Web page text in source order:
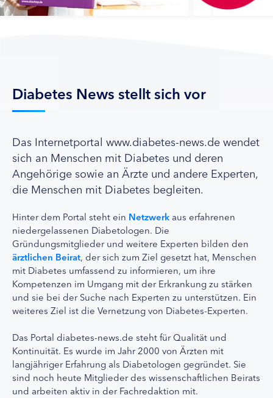
Diabetes News stellt sich vor
Das Internetportal www.diabetes-news.de wendet
sich an Menschen mit Diabetes und deren
Angehörige sowie an Ärzte und andere Experten,
die Menschen mit Diabetes begleiten.
Hinter dem Portal steht ein Netzwerk aus erfahrenen
niedergelassenen Diabetologen. Die
Gründungsmitglieder und weitere Experten bilden den
ärztlichen Beirat, der sich zum Ziel gesetzt hat, Menschen
mit Diabetes umfassend zu informieren, um ihre
Kompetenzen im Umgang mit der Erkrankung zu stärken
und sie bei der Suche nach Experten zu unterstützen. Ein
weiteres Ziel ist die Vernetzung von Diabetes-Experten.
Das Portal diabetes-news.de steht für Qualität und
Kontinuität. Es wurde im Jahr 2000 von Ärzten mit
langjähriger Erfahrung als Diabetologen gegründet. Sie
sind noch heute Mitglieder des wissenschaftlichen Beirats
und arbeiten aktiv in der Fachredaktion mit.